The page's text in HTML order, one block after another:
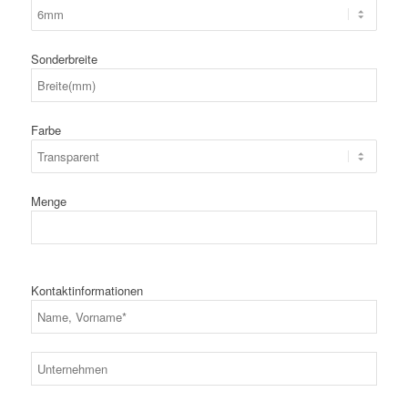
Sonderbreite
Farbe
Menge
Kontaktinformationen